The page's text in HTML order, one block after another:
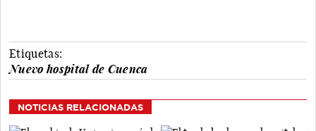
Etiquetas:
Nuevo hospital de Cuenca
NOTICIAS RELACIONADAS